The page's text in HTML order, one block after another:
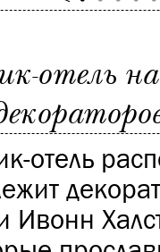
отель
отель
Ивонн